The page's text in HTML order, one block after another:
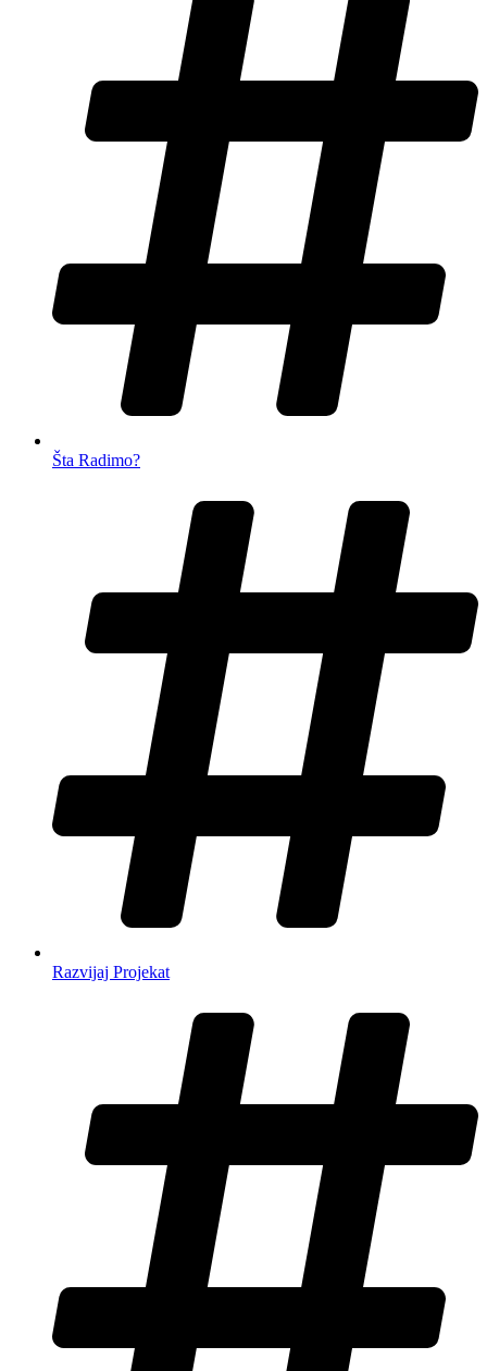
Šta Radimo?
Razvijaj Projekat